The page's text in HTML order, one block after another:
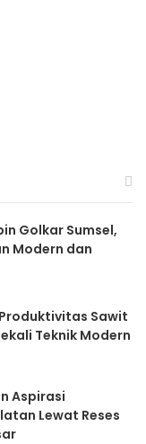
Golkar Sumsel,
Modern dan
Sawit
Teknik Modern
Aspirasi
Lewat Reses